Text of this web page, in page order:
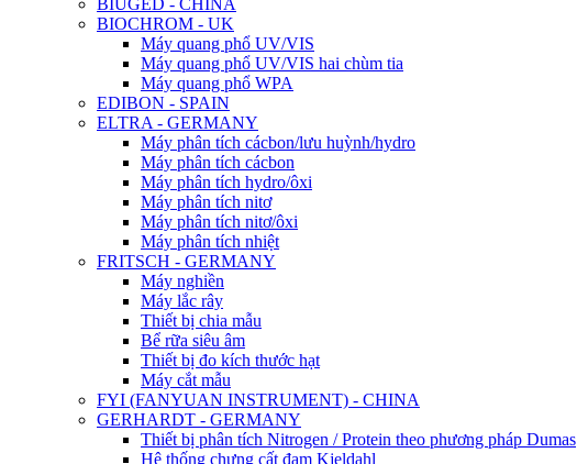
BIOCHROM - UK
Máy quang phổ UV/VIS
Máy quang phổ UV/VIS hai chùm tia
Máy quang phổ WPA
EDIBON - SPAIN
ELTRA - GERMANY
Máy phân tích cácbon/lưu huỳnh/hydro
Máy phân tích cácbon
Máy phân tích hydro/ôxi
Máy phân tích nitơ
Máy phân tích nitơ/ôxi
Máy phân tích nhiệt
FRITSCH - GERMANY
Máy nghiền
Máy lắc rây
Thiết bị chia mẫu
Bể rữa siêu âm
Thiết bị đo kích thước hạt
Máy cắt mẫu
FYI (FANYUAN INSTRUMENT) - CHINA
GERHARDT - GERMANY
Thiết bị phân tích Nitrogen / Protein theo phương pháp Dumas
Hệ thống chưng cất đạm Kjeldahl